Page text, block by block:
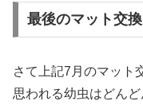
最後のマット交換
さて上記7月のマット
思われる幼虫はどん